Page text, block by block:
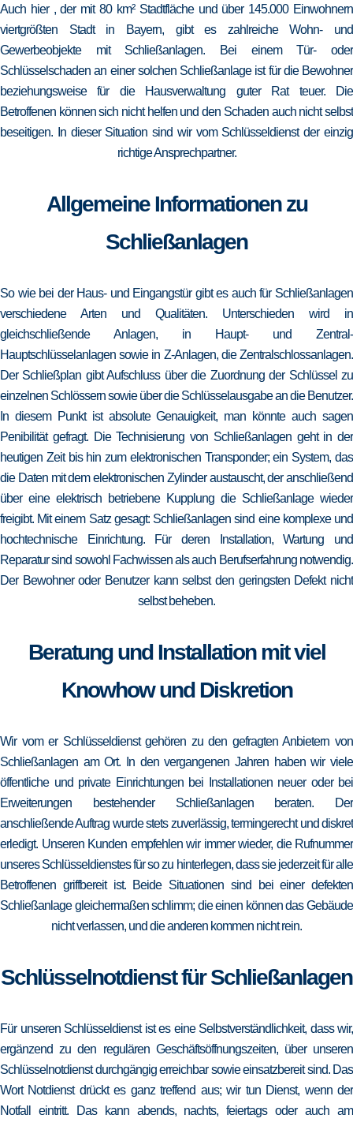
Auch hier , der mit 80 km² Stadtfläche und über 145.000 Einwohnern
viertgrößten Stadt in Bayern, gibt es zahlreiche Wohn- und
Gewerbeobjekte mit Schließanlagen. Bei einem Tür- oder
Schlüsselschaden an einer solchen Schließanlage ist für die Bewohner
beziehungsweise für die Hausverwaltung guter Rat teuer. Die
Betroffenen können sich nicht helfen und den Schaden auch nicht selbst
beseitigen. In dieser Situation sind wir vom Schlüsseldienst der einzig
richtige Ansprechpartner.
Allgemeine Informationen zu
Schließanlagen
So wie bei der Haus- und Eingangstür gibt es auch für Schließanlagen
verschiedene Arten und Qualitäten. Unterschieden wird in
gleichschließende Anlagen, in Haupt- und Zentral-
Hauptschlüsselanlagen sowie in Z-Anlagen, die Zentralschlossanlagen.
Der Schließplan gibt Aufschluss über die Zuordnung der Schlüssel zu
einzelnen Schlössern sowie über die Schlüsselausgabe an die Benutzer.
In diesem Punkt ist absolute Genauigkeit, man könnte auch sagen
Penibilität gefragt. Die Technisierung von Schließanlagen geht in der
heutigen Zeit bis hin zum elektronischen Transponder; ein System, das
die Daten mit dem elektronischen Zylinder austauscht, der anschließend
über eine elektrisch betriebene Kupplung die Schließanlage wieder
freigibt. Mit einem Satz gesagt: Schließanlagen sind eine komplexe und
hochtechnische Einrichtung. Für deren Installation, Wartung und
Reparatur sind sowohl Fachwissen als auch Berufserfahrung notwendig.
Der Bewohner oder Benutzer kann selbst den geringsten Defekt nicht
selbst beheben.
Beratung und Installation mit viel
Knowhow und Diskretion
Wir vom er Schlüsseldienst gehören zu den gefragten Anbietern von
Schließanlagen am Ort. In den vergangenen Jahren haben wir viele
öffentliche und private Einrichtungen bei Installationen neuer oder bei
Erweiterungen bestehender Schließanlagen beraten. Der
anschließende Auftrag wurde stets zuverlässig, termingerecht und diskret
erledigt. Unseren Kunden empfehlen wir immer wieder, die Rufnummer
unseres Schlüsseldienstes für so zu hinterlegen, dass sie jederzeit für alle
Betroffenen griffbereit ist. Beide Situationen sind bei einer defekten
Schließanlage gleichermaßen schlimm; die einen können das Gebäude
nicht verlassen, und die anderen kommen nicht rein.
Schlüsselnotdienst für Schließanlagen
Für unseren Schlüsseldienst ist es eine Selbstverständlichkeit, dass wir,
ergänzend zu den regulären Geschäftsöffnungszeiten, über unseren
Schlüsselnotdienst durchgängig erreichbar sowie einsatzbereit sind. Das
Wort Notdienst drückt es ganz treffend aus; wir tun Dienst, wenn der
Notfall eintritt. Das kann abends, nachts, feiertags oder auch am